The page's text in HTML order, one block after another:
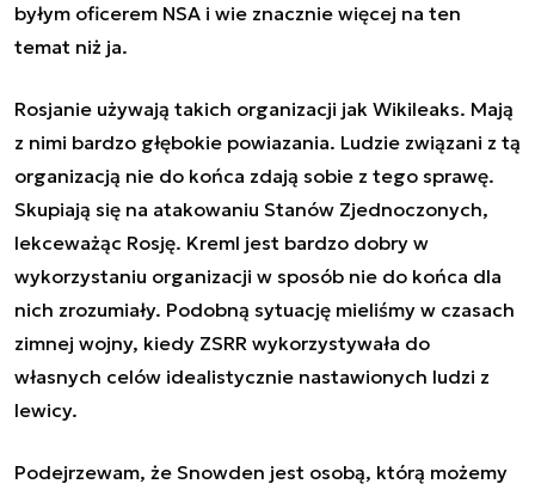
byłym oficerem NSA i wie znacznie więcej na ten
temat niż ja.
Rosjanie używają takich organizacji jak Wikileaks. Mają
z nimi bardzo głębokie powiazania. Ludzie związani z tą
organizacją nie do końca zdają sobie z tego sprawę.
Skupiają się na atakowaniu Stanów Zjednoczonych,
lekceważąc Rosję. Kreml jest bardzo dobry w
wykorzystaniu organizacji w sposób nie do końca dla
nich zrozumiały. Podobną sytuację mieliśmy w czasach
zimnej wojny, kiedy ZSRR wykorzystywała do
własnych celów idealistycznie nastawionych ludzi z
lewicy.
Podejrzewam, że Snowden jest osobą, którą możemy